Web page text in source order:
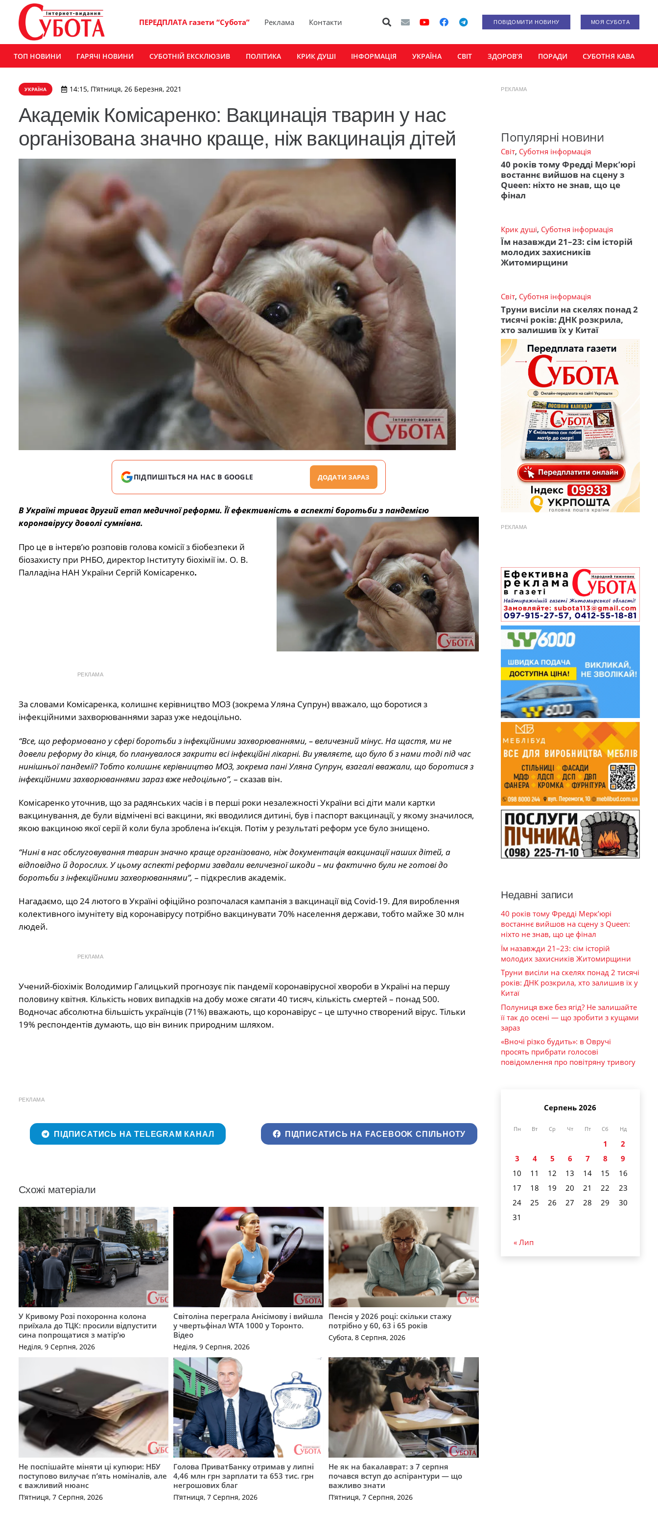
ПЕРЕДПЛАТА газети “Субота” Реклама Контакти ПОВІДОМИТИ НОВИНУ МОЯ СУБОТА
ТОП НОВИНИ ГАРЯЧІ НОВИНИ СУБОТНІЙ ЕКСКЛЮЗИВ ПОЛІТИКА КРИК ДУШІ ІНФОРМАЦІЯ УКРАЇНА СВІТ ЗДОРОВ’Я ПОРАДИ СУБОТНЯ КАВА
УКРАЇНА 14:15, П’ятниця, 26 Березня, 2021
Академік Комісаренко: Вакцинація тварин у нас
організована значно краще, ніж вакцинація дітей
ПІДПИШІТЬСЯ НА НАС В GOOGLE ДОДАТИ ЗАРАЗ
В Україні триває другий етап медичної реформи. Її ефективність в аспекті боротьби з пандемією
коронавірусу доволі сумнівна.
Про це в інтерв’ю розповів голова комісії з біобезпеки й
біозахисту при РНБО, директор Інституту біохімії ім. О. В.
Палладіна НАН України Сергій Комісаренко.
РЕКЛАМА
За словами Комісаренка, колишнє керівництво МОЗ (зокрема Уляна Супрун) вважало, що боротися з
інфекційними захворюваннями зараз уже недоцільно.
“Все, що реформовано у сфері боротьби з інфекційними захворюваннями, – величезний мінус. На щастя, ми не
довели реформу до кінця, бо планувалося закрити всі інфекційні лікарні. Ви уявляєте, що було б з нами тоді під час
нинішньої пандемії? Тобто колишнє керівництво МОЗ, зокрема пані Уляна Супрун, взагалі вважали, що боротися з
інфекційними захворюваннями зараз вже недоцільно”, – сказав він.
Комісаренко уточнив, що за радянських часів і в перші роки незалежності України всі діти мали картки
вакцинування, де були відмічені всі вакцини, які вводилися дитині, був і паспорт вакцинації, у якому значилося,
якою вакциною якої серії й коли була зроблена ін’єкція. Потім у результаті реформ усе було знищено.
“Нині в нас обслуговування тварин значно краще організовано, ніж документація вакцинації наших дітей, а
відповідно й дорослих. У цьому аспекті реформи завдали величезної шкоди – ми фактично були не готові до
боротьби з інфекційними захворюваннями”, – підкреслив академік.
Нагадаємо, що 24 лютого в Україні офіційно розпочалася кампанія з вакцинації від Covid-19. Для вироблення
колективного імунітету від коронавірусу потрібно вакцинувати 70% населення держави, тобто майже 30 млн
людей.
РЕКЛАМА
Учений-біохімік Володимир Галицький прогнозує пік пандемії коронавірусної хвороби в Україні на першу
половину квітня. Кількість нових випадків на добу може сягати 40 тисяч, кількість смертей – понад 500.
Водночас абсолютна більшість українців (71%) вважають, що коронавірус – це штучно створений вірус. Тільки
19% респондентів думають, що він виник природним шляхом.
РЕКЛАМА
ПІДПИСАТИСЬ НА TELEGRAM КАНАЛ ПІДПИСАТИСЬ НА FACEBOOK СПІЛЬНОТУ
Схожі матеріали
У Кривому Розі похоронна колона
приїхала до ТЦК: просили відпустити
сина попрощатися з матір’ю
Неділя, 9 Серпня, 2026
Світоліна переграла Анісімову і вийшла
у чвертьфінал WTA 1000 у Торонто.
Відео
Неділя, 9 Серпня, 2026
Пенсія у 2026 році: скільки стажу
потрібно у 60, 63 і 65 років
Субота, 8 Серпня, 2026
Не поспішайте міняти ці купюри: НБУ
поступово вилучає п’ять номіналів, але
є важливий нюанс
П’ятниця, 7 Серпня, 2026
Голова ПриватБанку отримав у липні
4,46 млн грн зарплати та 653 тис. грн
негрошових благ
П’ятниця, 7 Серпня, 2026
Не як на бакалаврат: з 7 серпня
почався вступ до аспірантури — що
важливо знати
П’ятниця, 7 Серпня, 2026
РЕКЛАМА
Популярні новини
Світ, Суботня інформація
40 років тому Фредді Мерк’юрі
востаннє вийшов на сцену з
Queen: ніхто не знав, що це
фінал
Крик душі, Суботня інформація
Їм назавжди 21–23: сім історій
молодих захисників
Житомирщини
Світ, Суботня інформація
Труни висіли на скелях понад 2
тисячі років: ДНК розкрила,
хто залишив їх у Китаї
РЕКЛАМА
Недавні записи
40 років тому Фредді Мерк’юрі
востаннє вийшов на сцену з Queen:
ніхто не знав, що це фінал
Їм назавжди 21–23: сім історій
молодих захисників Житомирщини
Труни висіли на скелях понад 2 тисячі
років: ДНК розкрила, хто залишив їх у
Китаї
Полуниця вже без ягід? Не залишайте
її так до осені — що зробити з кущами
зараз
«Вночі різко будить»: в Овручі
просять прибрати голосові
повідомлення про повітряну тривогу
Серпень 2026
Пн Вт Ср Чт Пт Сб Нд
1
2
3
4 5 6 7 8
9
10
11 12 13 14 15
16
17
18 19 20 21 22
23
24
25 26 27 28 29
30
31
« Лип